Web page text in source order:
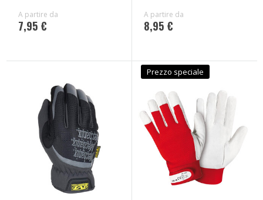
A partire da
7,95 €
A partire da
8,95 €
Prezzo speciale